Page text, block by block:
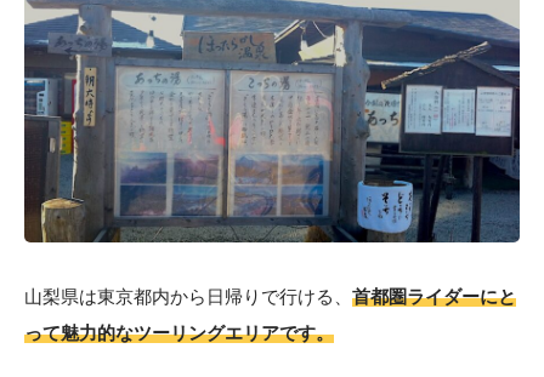
山梨県は東京都内から日帰りで行ける、 首都圏ライダーにと
って魅力的なツーリングエリアです。